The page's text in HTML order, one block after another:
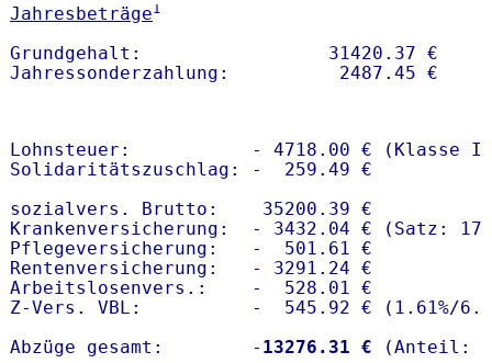
Jahresbeträge1
Grundgehalt:                 31420.37 €
Lohnsteuer:           - 4718.00 € (Klasse I)
Solidaritätszuschlag: -  259.49 €
sozialvers. Brutto:    35200.39 €
Krankenversicherung:  - 3432.04 € (Satz:
Pflegeversicherung:   -  501.61 €
Rentenversicherung:   - 3291.24 €
Arbeitslosenvers.:    -  528.01 €
Z-Vers. VBL:          -  545.92 € ( 1.61%/
Abzüge gesamt:        - 13276.31 €